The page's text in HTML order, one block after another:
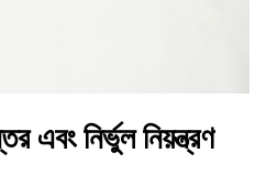
এবং নির্ভুল নিয়ন্ত্রণ